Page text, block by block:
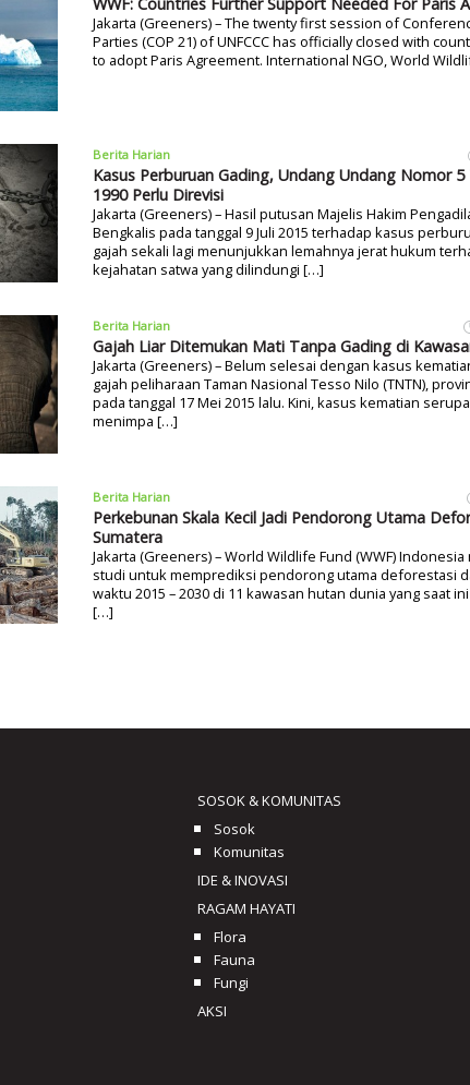
WWF: Countries Further Support Needed For Paris
Jakarta (Greeners) – The twenty first session of
Parties (COP 21) of UNFCCC has officially closed with
to adopt Paris Agreement. International NGO, World
Berita Harian
Kasus Perburuan Gading, Undang Undang Nomor 5
1990 Perlu Direvisi
Jakarta (Greeners) – Hasil putusan Majelis Hakim
Bengkalis pada tanggal 9 Juli 2015 terhadap kasus
gajah sekali lagi menunjukkan lemahnya jerat hukum
kejahatan satwa yang dilindungi […]
Berita Harian
Gajah Liar Ditemukan Mati Tanpa Gading di
Jakarta (Greeners) – Belum selesai dengan kasus
gajah peliharaan Taman Nasional Tesso Nilo (TNTN),
pada tanggal 17 Mei 2015 lalu. Kini, kasus kematian
menimpa […]
Berita Harian
Perkebunan Skala Kecil Jadi Pendorong Utama
Sumatera
Jakarta (Greeners) – World Wildlife Fund (WWF)
studi untuk memprediksi pendorong utama deforestasi
waktu 2015 – 2030 di 11 kawasan hutan dunia yang saat
[…]
SOSOK & KOMUNITAS
Sosok
Komunitas
IDE & INOVASI
RAGAM HAYATI
Flora
Fauna
Fungi
AKSI